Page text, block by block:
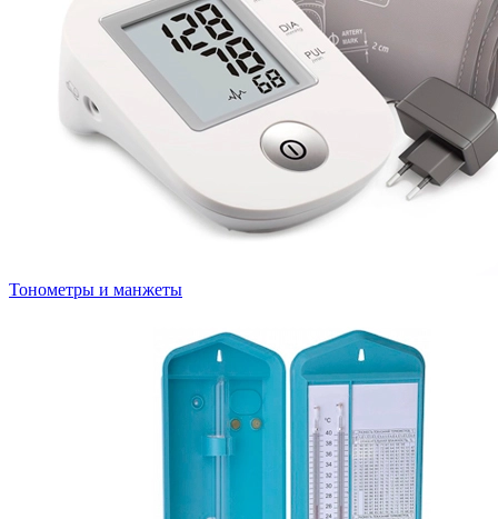
Тонометры и манжеты